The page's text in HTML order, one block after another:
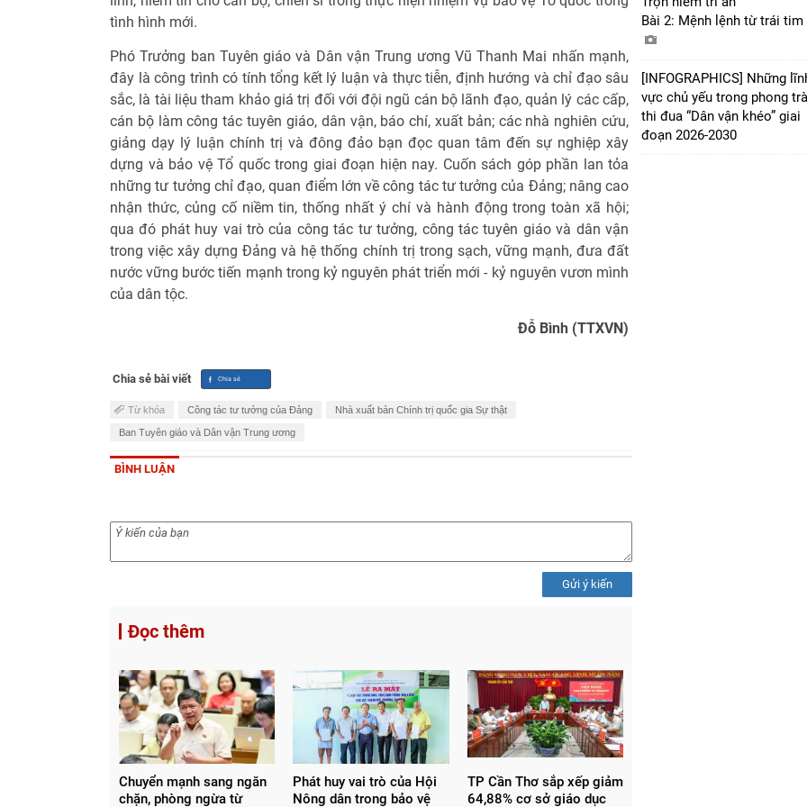
tình hình mới.
Phó Trưởng ban Tuyên giáo và Dân vận Trung ương Vũ Thanh Mai nhấn mạnh,
đây là công trình có tính tổng kết lý luận và thực tiễn, định hướng và chỉ đạo sâu
sắc, là tài liệu tham khảo giá trị đối với đội ngũ cán bộ lãnh đạo, quản lý các cấp,
cán bộ làm công tác tuyên giáo, dân vận, báo chí, xuất bản; các nhà nghiên cứu,
giảng dạy lý luận chính trị và đông đảo bạn đọc quan tâm đến sự nghiệp xây
dựng và bảo vệ Tổ quốc trong giai đoạn hiện nay. Cuốn sách góp phần lan tỏa
những tư tưởng chỉ đạo, quan điểm lớn về công tác tư tưởng của Đảng; nâng cao
nhận thức, củng cố niềm tin, thống nhất ý chí và hành động trong toàn xã hội;
qua đó phát huy vai trò của công tác tư tưởng, công tác tuyên giáo và dân vận
trong việc xây dựng Đảng và hệ thống chính trị trong sạch, vững mạnh, đưa đất
nước vững bước tiến mạnh trong kỷ nguyên phát triển mới - kỷ nguyên vươn mình
của dân tộc.
Đỗ Bình (TTXVN)
Chia sẻ bài viết
Từ khóa Công tác tư tưởng của Đảng Nhà xuất bản Chính trị quốc gia Sự thật
Ban Tuyên giáo và Dân vận Trung ương
BÌNH LUẬN
Gửi ý kiến
Đọc thêm
Chuyển mạnh sang ngăn
chặn, phòng ngừa từ
Phát huy vai trò của Hội
Nông dân trong bảo vệ
TP Cần Thơ sắp xếp giảm
64,88% cơ sở giáo dục
Bài 2: Mệnh lệnh từ trái tim
[INFOGRAPHICS] Những
vực chủ yếu trong phong
thi đua “Dân vận khéo” giai
đoạn 2026-2030